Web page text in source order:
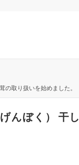
の取り扱いを始めました。
んぼく） 干し